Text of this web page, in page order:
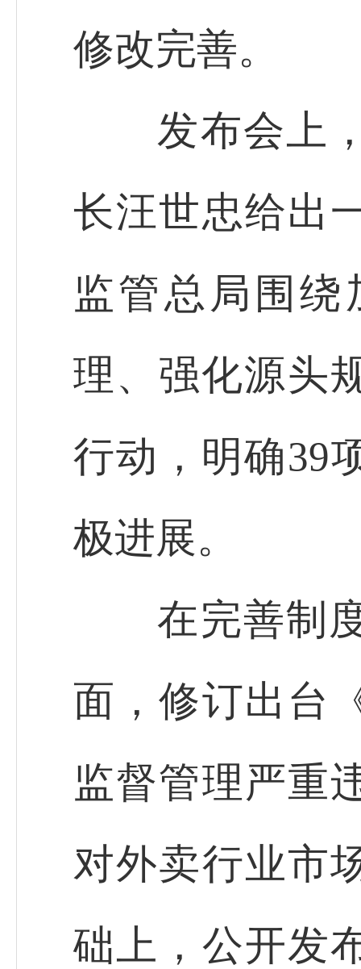
修改完善。
发布会上，
长汪世忠给出
监管总局围
理、强化源头
行动，明确39
极进展。
在完善制度
面，修订出台
监督管理严重
对外卖行业市
础上，公开发